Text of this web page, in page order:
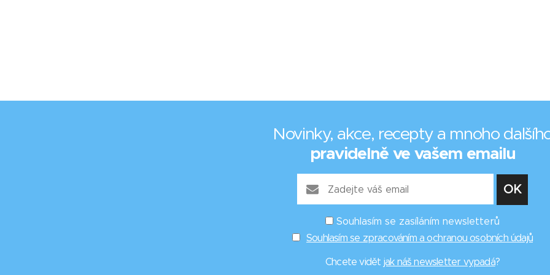
Novinky, akce, recepty a mnoho
pravidelně ve vašem emailu
Souhlasím se zasíláním newsletterů
Souhlasím se zpracováním a ochranou osobních údajů
Chcete vidět jak náš newsletter vypadá?